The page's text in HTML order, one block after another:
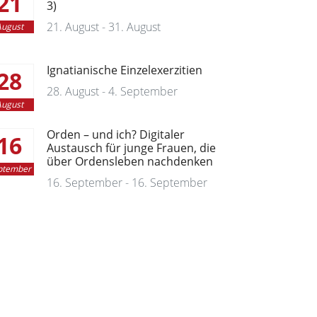
3)
21. August - 31. August
Ignatianische Einzelexerzitien
28. August - 4. September
Orden – und ich? Digitaler
Austausch für junge Frauen, die
über Ordensleben nachdenken
16. September - 16. September